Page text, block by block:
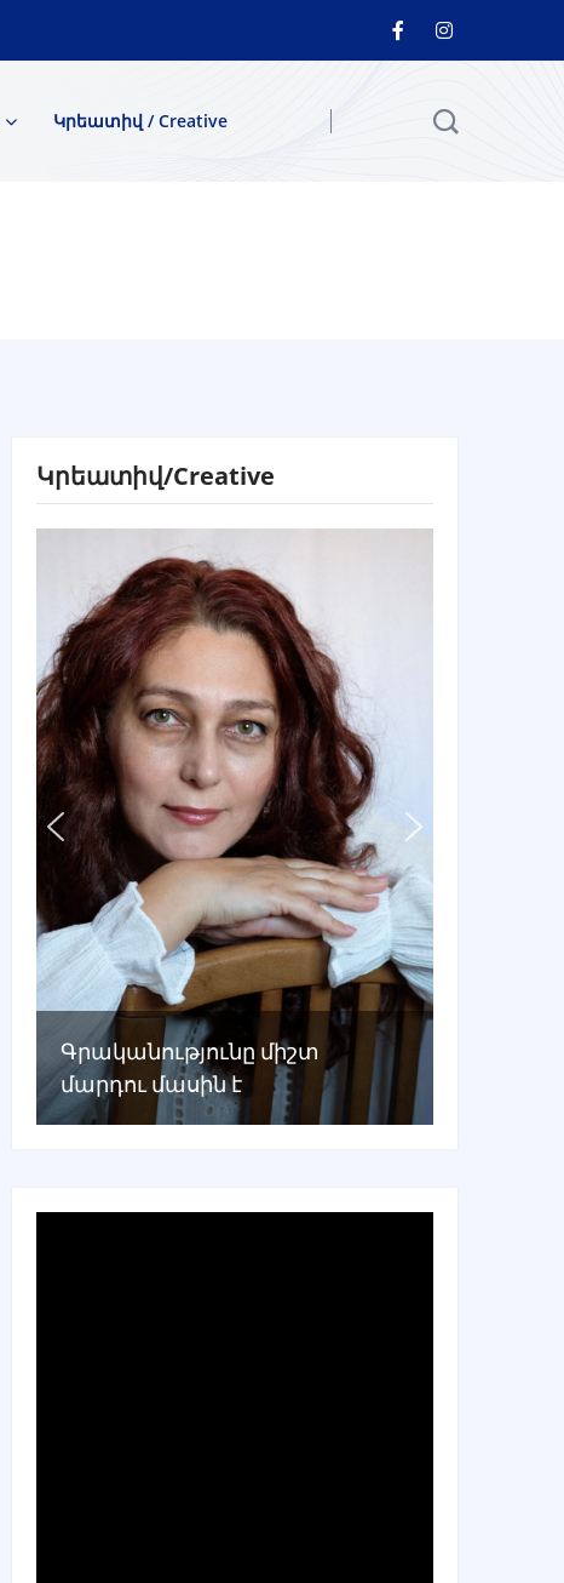
Կրեատիվ / Creative
Կրեատիվ/Creative
Գրականությունը միշտ
մարդու մասին է